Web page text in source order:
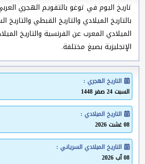
تاريخ اليوم في توغو بالتقويم الهجري
بالتاريخ الميلادي والتاريخ القبطي والتاريخ
الميلادي المعرب عن الفرنسية والتاريخ
الإنجليزية بصيغ مختلفة.
التاريخ الهجري :
السبت 24 صفر 1448
التاريخ الميلادي :
08 غشت 2026
التاريخ الميلادي السرياني :
08 آب 2026